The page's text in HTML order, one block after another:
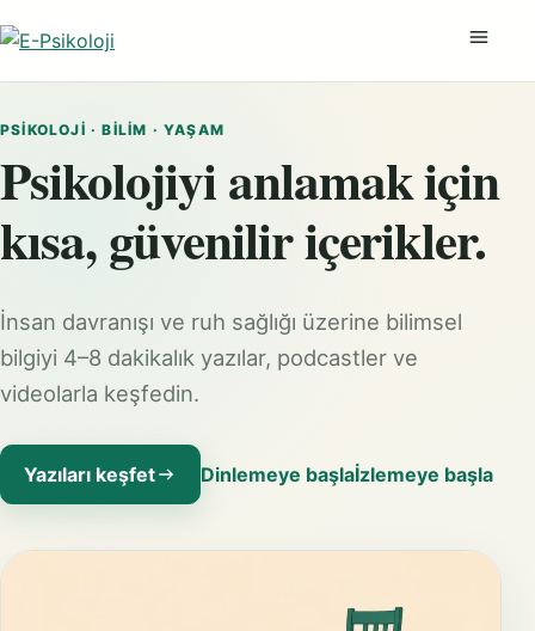
PSIKOLOJI · BILIM · YAŞAM
Psikolojiyi anlamak için
kısa, güvenilir içerikler.
İnsan davranışı ve ruh sağlığı üzerine bilimsel
bilgiyi 4–8 dakikalık yazılar, podcastler ve
videolarla keşfedin.
Yazıları keşfet Dinlemeye başlaİzlemeye başla